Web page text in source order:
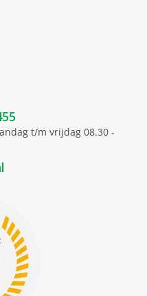
0.61 cm
0.615 kgt/m vrijdag 08.30 -